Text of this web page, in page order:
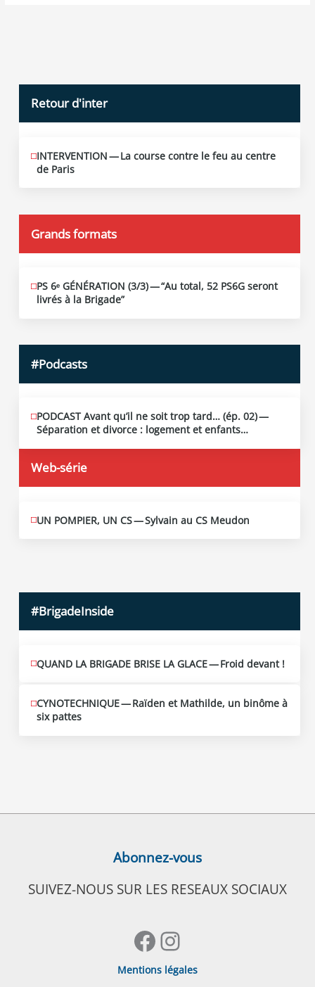
Retour d'inter
JUIN
12
2026
INTERVENTION — La course contre le feu au centre
de Paris
Grands formats
JUIN
19
PS 6ᵉ GÉNÉRATION (3/​3) — “Au total, 52 PS6G seront
livrés à la Brigade”
#Podcasts
MAI
13
2026
PODCAST Avant qu’il ne soit trop tard… (ép. 02) —
Séparation et divorce : logement et enfants…
Web-série
MAI
10
UN POMPIER, UN CS — Sylvain au CS Meudon
#BrigadeInside
QUAND LA BRIGADE BRISE LA GLACE — Froid devant !
CYNOTECHNIQUE — Raïden et Mathilde, un binôme à
six pattes
Abonnez-vous
SUIVEZ-NOUS SUR LES RESEAUX SOCIAUX
Facebook
Instagram
Mentions légales